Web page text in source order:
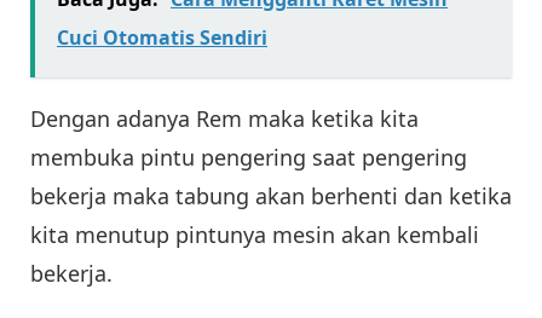
Cuci Otomatis Sendiri
Dengan adanya Rem maka ketika kita
membuka pintu pengering saat pengering
bekerja maka tabung akan berhenti dan ketika
kita menutup pintunya mesin akan kembali
bekerja.